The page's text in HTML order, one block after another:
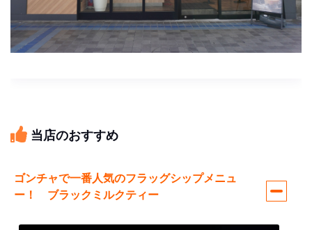
当店のおすすめ
ゴンチャで一番人気のフラッグシップメニュ
ー！ ブラックミルクティー